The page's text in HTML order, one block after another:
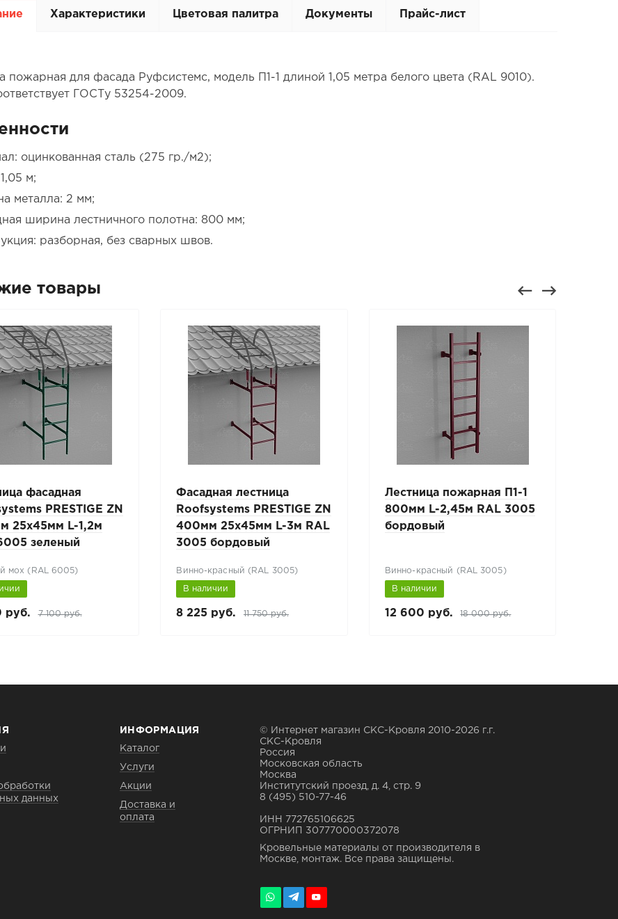
Характеристики Цветовая палитра Документы Прайс-лист
пожарная для фасада Руфсистемс, модель П1-1 длиной 1,05 метра белого цвета (RAL 9010).
ГОСТу 53254-2009.
оцинкованная сталь (275 гр./м2);
м;
металла: 2 мм;
ширина лестничного полотна: 800 мм;
разборная, без сварных швов.
товары
фасадная
PRESTIGE ZN
25x45мм L-1,2м
зеленый
мох (RAL 6005)
руб. 7 100 руб.
Фасадная лестница
Roofsystems PRESTIGE ZN
400мм 25x45мм L-3м RAL
3005 бордовый
Винно-красный (RAL 3005)
В наличии
8 225 руб. 11 750 руб.
Лестница пожарная П1-1
800мм L-2,45м RAL 3005
бордовый
Винно-красный (RAL 3005)
В наличии
12 600 руб. 18 000 руб.
данных
ИНФОРМАЦИЯ
Каталог
Услуги
Акции
Доставка и
оплата
© Интернет магазин СКС-Кровля 2010-2026 г.г.
СКС-Кровля
Россия
Московская область
Москва
Институтский проезд, д. 4, стр. 9
8 (495) 510-77-46
ИНН 772765106625
ОГРНИП 307770000372078
Кровельные материалы от производителя в
Москве, монтаж. Все права защищены.